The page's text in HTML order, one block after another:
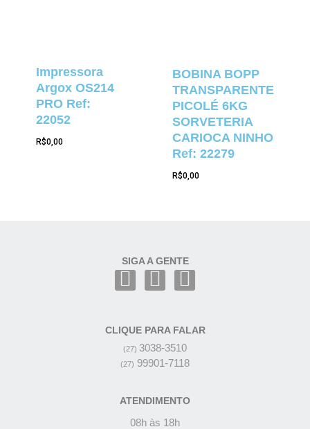
Impressora
Argox OS214
PRO Ref:
22052
R$0,00
BOBINA BOPP
TRANSPARENTE
PICOLÉ 6KG
SORVETERIA
CARIOCA NINHO
Ref: 22279
R$0,00
SIGA A GENTE
CLIQUE PARA FALAR
(27) 3038-3510
(27) 99901-7118
ATENDIMENTO
08h às 18h